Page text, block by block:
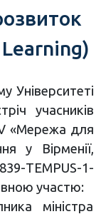
Університеті
учасників
«Мережа для
у Вірменії,
TEMPUS-1-
участю:
міністра